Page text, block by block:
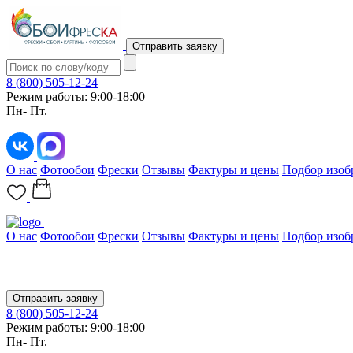
Отправить заявку
8 (800) 505-12-24
Режим работы: 9:00-18:00
Пн- Пт.
О нас Фотообои Фрески Отзывы Фактуры и цены Подбор
О нас Фотообои Фрески Отзывы Фактуры и цены Подбор
Отправить заявку
8 (800) 505-12-24
Режим работы: 9:00-18:00
Пн- Пт.